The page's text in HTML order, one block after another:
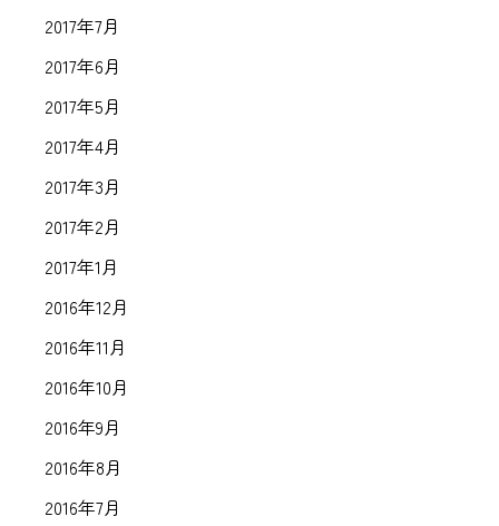
2017年7月
2017年6月
2017年5月
2017年4月
2017年3月
2017年2月
2017年1月
2016年12月
2016年11月
2016年10月
2016年9月
2016年8月
2016年7月